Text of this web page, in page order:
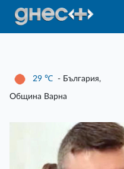
29 ℃ - България,
Община Варна